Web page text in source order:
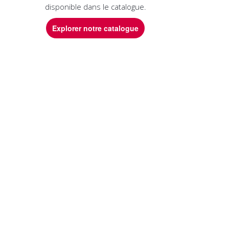
disponible dans le catalogue.
Explorer notre catalogue